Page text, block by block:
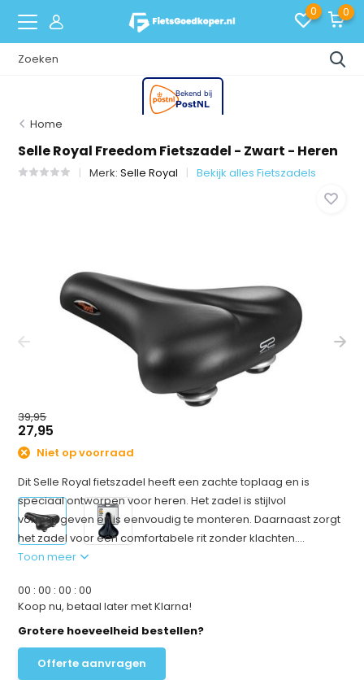
0 0
Home
Selle Royal Freedom Fietszadel - Zwart - Heren
Merk:Selle Royal Bekijk alles Fietszadels
39,95
27,95
Niet op voorraad
Dit Selle Royal fietszadel heeft een zachte toplaag en is
speciaal ontworpen voor heren. Het zadel is stijlvol
vormgegeven en is eenvoudig te monteren. Daarnaast zorgt
het zadel voor een comfortabele rit zonder klachten....
Toon meer
00 :00 :00 :00
Koop nu, betaal later met Klarna!
Grotere hoeveelheid bestellen?
Offerte aanvragen